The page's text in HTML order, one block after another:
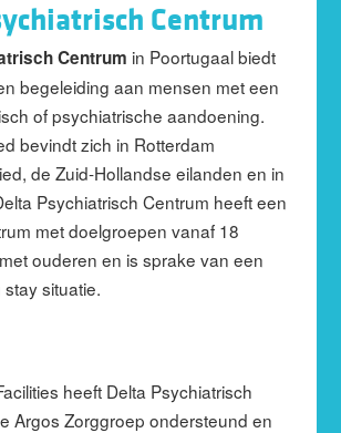
Centrum
Centrum in Poortugaal biedt
begeleiding aan mensen met een
of psychiatrische aandoening.
bevindt zich in Rotterdam
de Zuid-Hollandse eilanden en in
Psychiatrisch Centrum heeft een
met doelgroepen vanaf 18
ouderen en is sprake van een
situatie.
heeft Delta Psychiatrisch
Argos Zorggroep ondersteund en